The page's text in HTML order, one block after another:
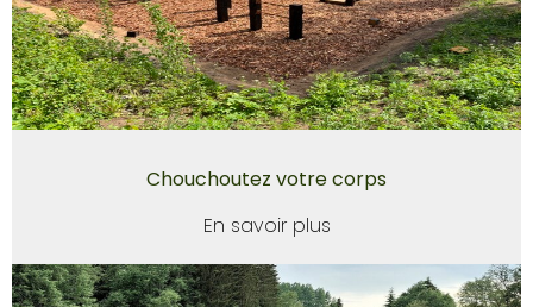
Chouchoutez votre corps
En savoir plus